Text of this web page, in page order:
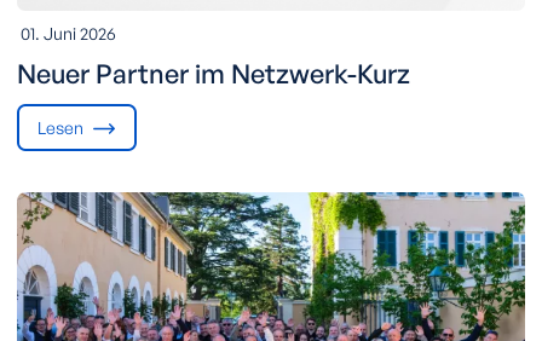
01. Juni 2026
Neuer Partner im Netzwerk-Kurz
Lesen